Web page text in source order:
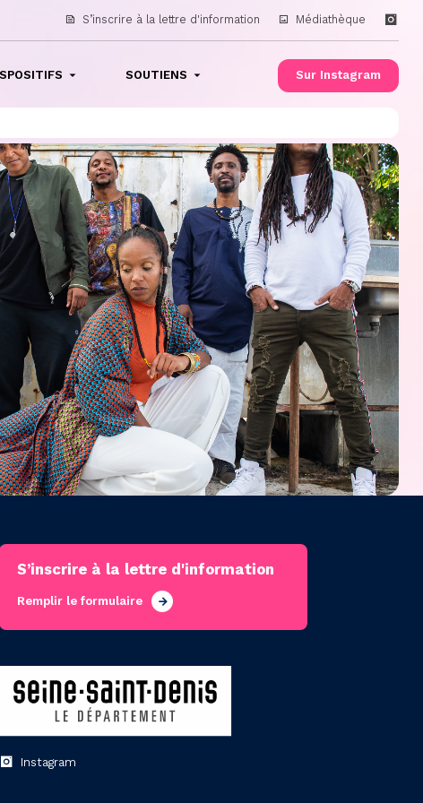
S’inscrire à la lettre d'information Médiathèque
SOUTIENS Sur Instagram
S’inscrire à la lettre d'information
Remplir le formulaire
Instagram